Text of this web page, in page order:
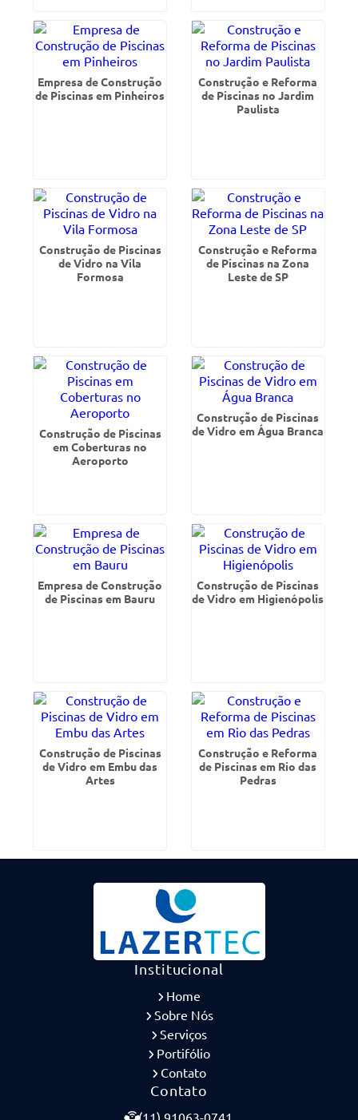
Empresa de Construção
de Piscinas em Pinheiros
Construção e Reforma
de Piscinas no Jardim
Paulista
Construção de Piscinas
de Vidro na Vila
Formosa
Construção e Reforma
de Piscinas na Zona
Leste de SP
Construção de Piscinas
em Coberturas no
Aeroporto
Construção de Piscinas
de Vidro em Água Branca
Empresa de Construção
de Piscinas em Bauru
Construção de Piscinas
de Vidro em Higienópolis
Construção de Piscinas
de Vidro em Embu das
Artes
Construção e Reforma
de Piscinas em Rio das
Pedras
Institucional
Home
Sobre Nós
Serviços
Portifólio
Contato
Contato
(11) 91063-0741